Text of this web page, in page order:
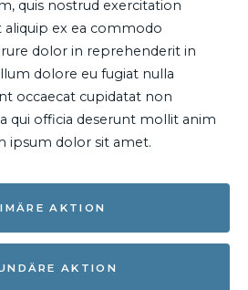
quis nostrud exercitation
aliquip ex ea commodo
dolor in reprehenderit in
dolore eu fugiat nulla
occaecat cupidatat non
qui officia deserunt mollit anim
ipsum dolor sit amet.
AKTION
AKTION